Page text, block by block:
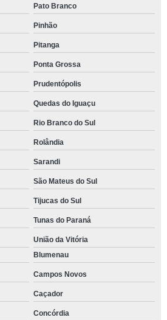
Pato Branco
Pinhão
Pitanga
Ponta Grossa
Prudentópolis
Quedas do Iguaçu
Rio Branco do Sul
Rolândia
Sarandi
São Mateus do Sul
Tijucas do Sul
Tunas do Paraná
União da Vitória
Blumenau
Campos Novos
Caçador
Concórdia